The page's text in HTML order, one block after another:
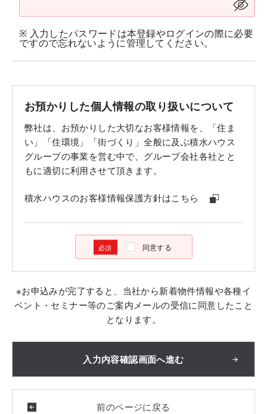
※ 入力したパスワードは本登録やログインの際に必要
ですので忘れないように管理してください。
お預かりした個人情報の取り扱いについて
弊社は、お預かりした大切なお客様情報を、「住ま
い」「住環境」「街づくり」全般に及ぶ積水ハウス
グループの事業を営む中で、グループ会社各社とと
もに適切に利用させて頂きます。
積水ハウスのお客様情報保護方針はこちら
同意する
※お申込みが完了すると、当社から新着物件情報や各種イ
ベント・セミナー等のご案内メールの受信に同意したこと
となります。